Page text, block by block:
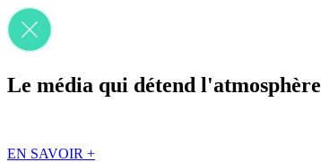
Le média qui détend l'atmosphère
EN SAVOIR +